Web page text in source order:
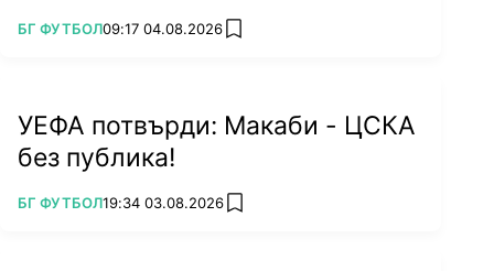
ПОВЕЧЕ ОТ
БГ ФУТБОЛ09:17 04.08.2026 add favorites
УЕФА потвърди: Макаби - ЦСКА
без публика!
ПОВЕЧЕ ОТ
БГ ФУТБОЛ19:34 03.08.2026 add favorites